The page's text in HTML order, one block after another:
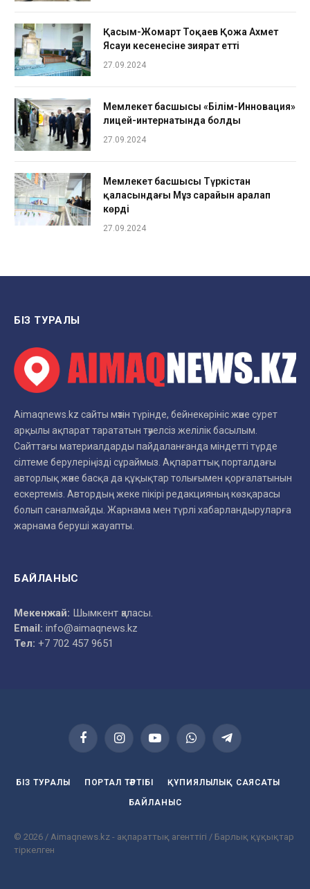
Қасым-Жомарт Тоқаев Қожа Ахмет
Ясауи кесенесіне зиярат етті
27.09.2024
Мемлекет басшысы «Білім-Инновация»
лицей-интернатында болды
27.09.2024
Мемлекет басшысы Түркістан
қаласындағы Мұз сарайын аралап
көрді
27.09.2024
БІЗ ТУРАЛЫ
Aimaqnews.kz сайты мәтін түрінде, бейнекөрініс және сурет
арқылы ақпарат тарататын тәуелсіз желілік басылым.
Сайттағы материалдарды пайдаланғанда міндетті түрде
сілтеме берулеріңізді сұраймыз. Ақпараттық порталдағы
авторлық және басқа да құқықтар толығымен қорғалатынын
ескертеміз. Автордың жеке пікірі редакцияның көзқарасы
болып саналмайды. Жарнама мен түрлі хабарландыруларға
жарнама беруші жауапты.
БАЙЛАНЫС
Мекенжай: Шымкент қаласы.
Email: info@aimaqnews.kz
Тел: +7 702 457 9651
FacebookInstagramYouTubeWhatsAppTelegram
БІЗ ТУРАЛЫ ПОРТАЛ ТӘРТІБІ ҚҰПИЯЛЫЛЫҚ САЯСАТЫ
БАЙЛАНЫС
© 2026 / Aimaqnews.kz - ақпараттық агенттігі / Барлық құқықтар
тіркелген